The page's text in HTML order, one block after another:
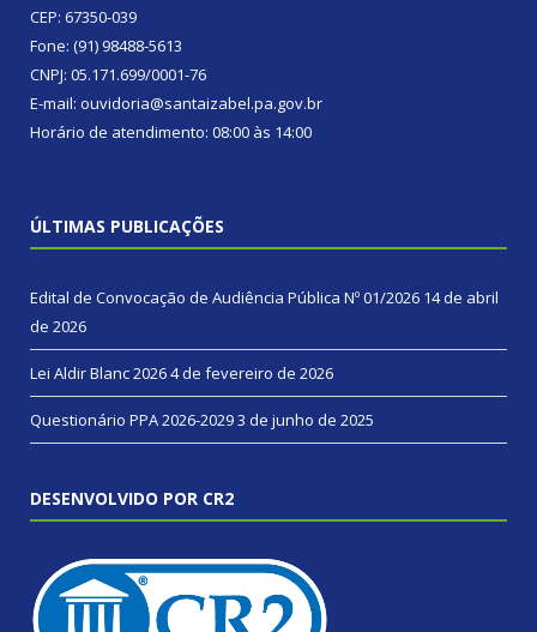
CEP: 67350-039
Fone: (91) 98488-5613
CNPJ: 05.171.699/0001-76
E-mail: ouvidoria@santaizabel.pa.gov.br
Horário de atendimento: 08:00 às 14:00
ÚLTIMAS PUBLICAÇÕES
Edital de Convocação de Audiência Pública Nº 01/2026 14 de abril
de 2026
Lei Aldir Blanc 20264 de fevereiro de 2026
Questionário PPA 2026-20293 de junho de 2025
DESENVOLVIDO POR CR2